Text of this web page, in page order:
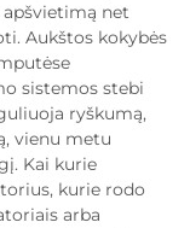
net
Aukštos kokybės
sistemos stebi
ryškumą,
vienu metu
Kai kurie
kurie rodo
arba